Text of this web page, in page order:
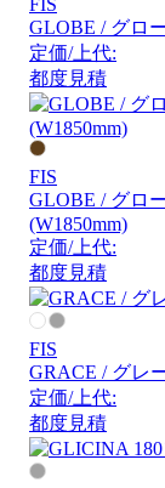
FIS
GLOBE / グロ
定価/上代:
都度見積
FIS
GLOBE / グロ
(W1850mm)
定価/上代:
都度見積
FIS
GRACE / グレ
定価/上代:
都度見積